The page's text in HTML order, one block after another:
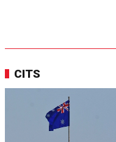
CITS